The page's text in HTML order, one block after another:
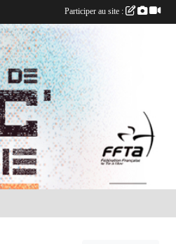
Participer au site :